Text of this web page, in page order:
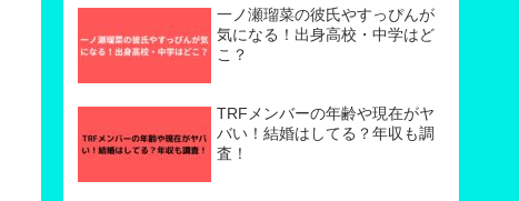
一ノ瀬瑠菜の彼氏やすっぴんが
気になる！出身高校・中学はど
こ？
TRFメンバーの年齢や現在がヤ
バい！結婚はしてる？年収も調
査！